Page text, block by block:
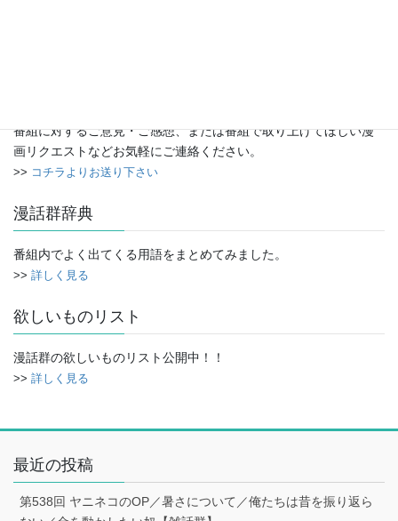
番組に対するご意見・ご感想、または番組で取り上げてほしい漫
画リクエストなどお気軽にご連絡ください。
>> コチラよりお送り下さい
漫話群辞典
番組内でよく出てくる用語をまとめてみました。
>> 詳しく見る
欲しいものリスト
漫話群の欲しいものリスト公開中！！
>> 詳しく見る
最近の投稿
第538回 ヤニネコのOP／暑さについて／俺たちは昔を振り返ら